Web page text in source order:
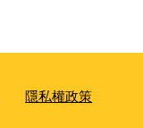
隱私權政策